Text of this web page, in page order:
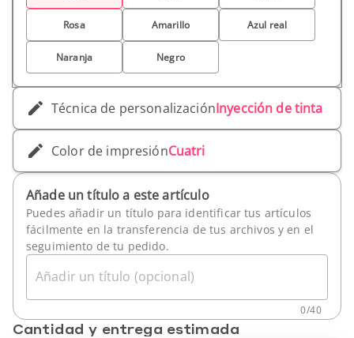
Rosa Amarillo Azul real
Naranja Negro
Técnica de personalizaciónInyección de tinta
Color de impresiónCuatri
Añade un título a este artículo
Puedes añadir un título para identificar tus artículos
fácilmente en la transferencia de tus archivos y en el
seguimiento de tu pedido.
Añadir un título (opcional)
0/40
Cantidad y entrega estimada